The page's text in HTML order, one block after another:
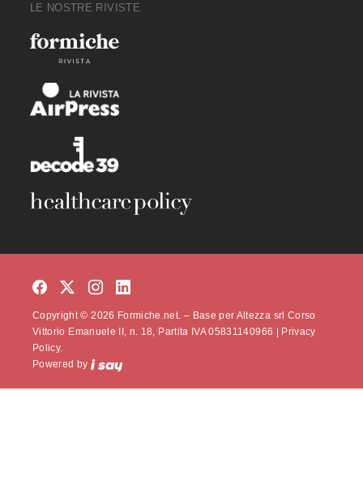
LE NOSTRE RIVISTE
Copyright © 2026 Formiche.net. – Base per Altezza srl Corso
Vittorio Emanuele II, n. 18, Partita IVA 05831140966 |
Privacy
Policy.
Powered by